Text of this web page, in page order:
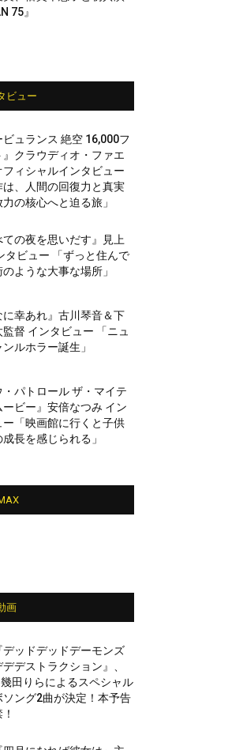
75』
ビュー
ビュランス 絶空 16,000フ
』クラウディオ・ファエ
フィシャルインタビュー
は、人間の回復力と真実
の核心へと迫る旅」
ての夜を思いだす』見上
タビュー 「ずっと住んで
ような大事な場所」
に幸あれ』古川琴音＆下
督 インタビュー 「ニュ
ルホラー誕生」
・パトロール ザ・マイテ
ービー』安倍なつみ イン
ー「映画館に行くと子供
長を感じられる」
画
デッドデッドデーモンズ
デストラクション』、
田りらによるスペシャル
ソング2曲が決定！本予告